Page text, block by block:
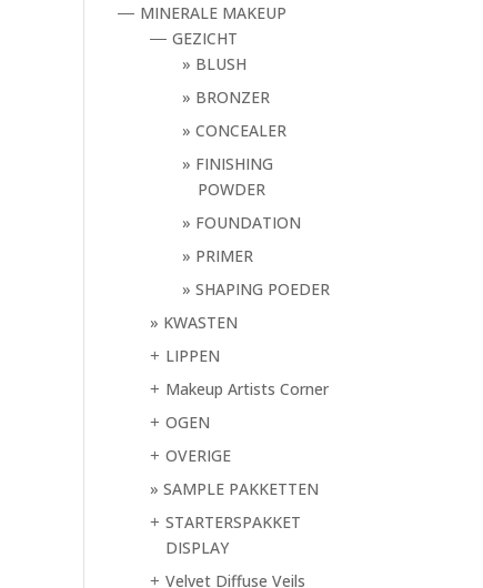
— MINERALE MAKEUP
— GEZICHT
BLUSH
BRONZER
CONCEALER
FINISHING
POWDER
FOUNDATION
PRIMER
SHAPING POEDER
KWASTEN
+ LIPPEN
+ Makeup Artists Corner
+ OGEN
+ OVERIGE
SAMPLE PAKKETTEN
+ STARTERSPAKKET
DISPLAY
+ Velvet Diffuse Veils